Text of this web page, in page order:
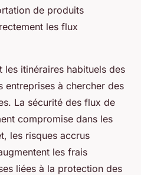
de produits
les flux
itinéraires habituels des
entreprises à chercher des
La sécurité des flux de
compromise dans les
les risques accrus
les frais
liées à la protection des